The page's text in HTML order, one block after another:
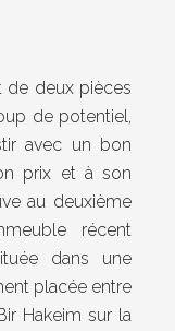
de deux pièces
de potentiel,
avec un bon
prix et à son
au deuxième
récent
dans une
placée entre
Hakeim sur la